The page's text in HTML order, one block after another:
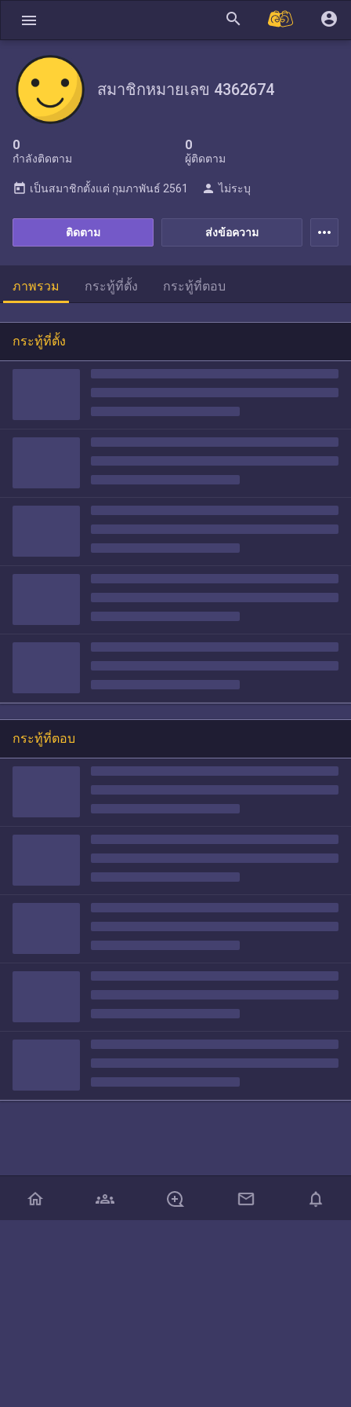
menu search account_circle
สมาชิกหมายเลข 4362674
0
กำลังติดตาม
0
ผู้ติดตาม
ส่งข้อความ
ติดตาม
today เป็นสมาชิกตั้งแต่ กุมภาพันธ์ 2561 person ไม่ระบุ
more_horiz
ภาพรวม กระทู้ที่ตั้ง กระทู้ที่ตอบ
กระทู้ที่ตั้ง
กระทู้ที่ตอบ